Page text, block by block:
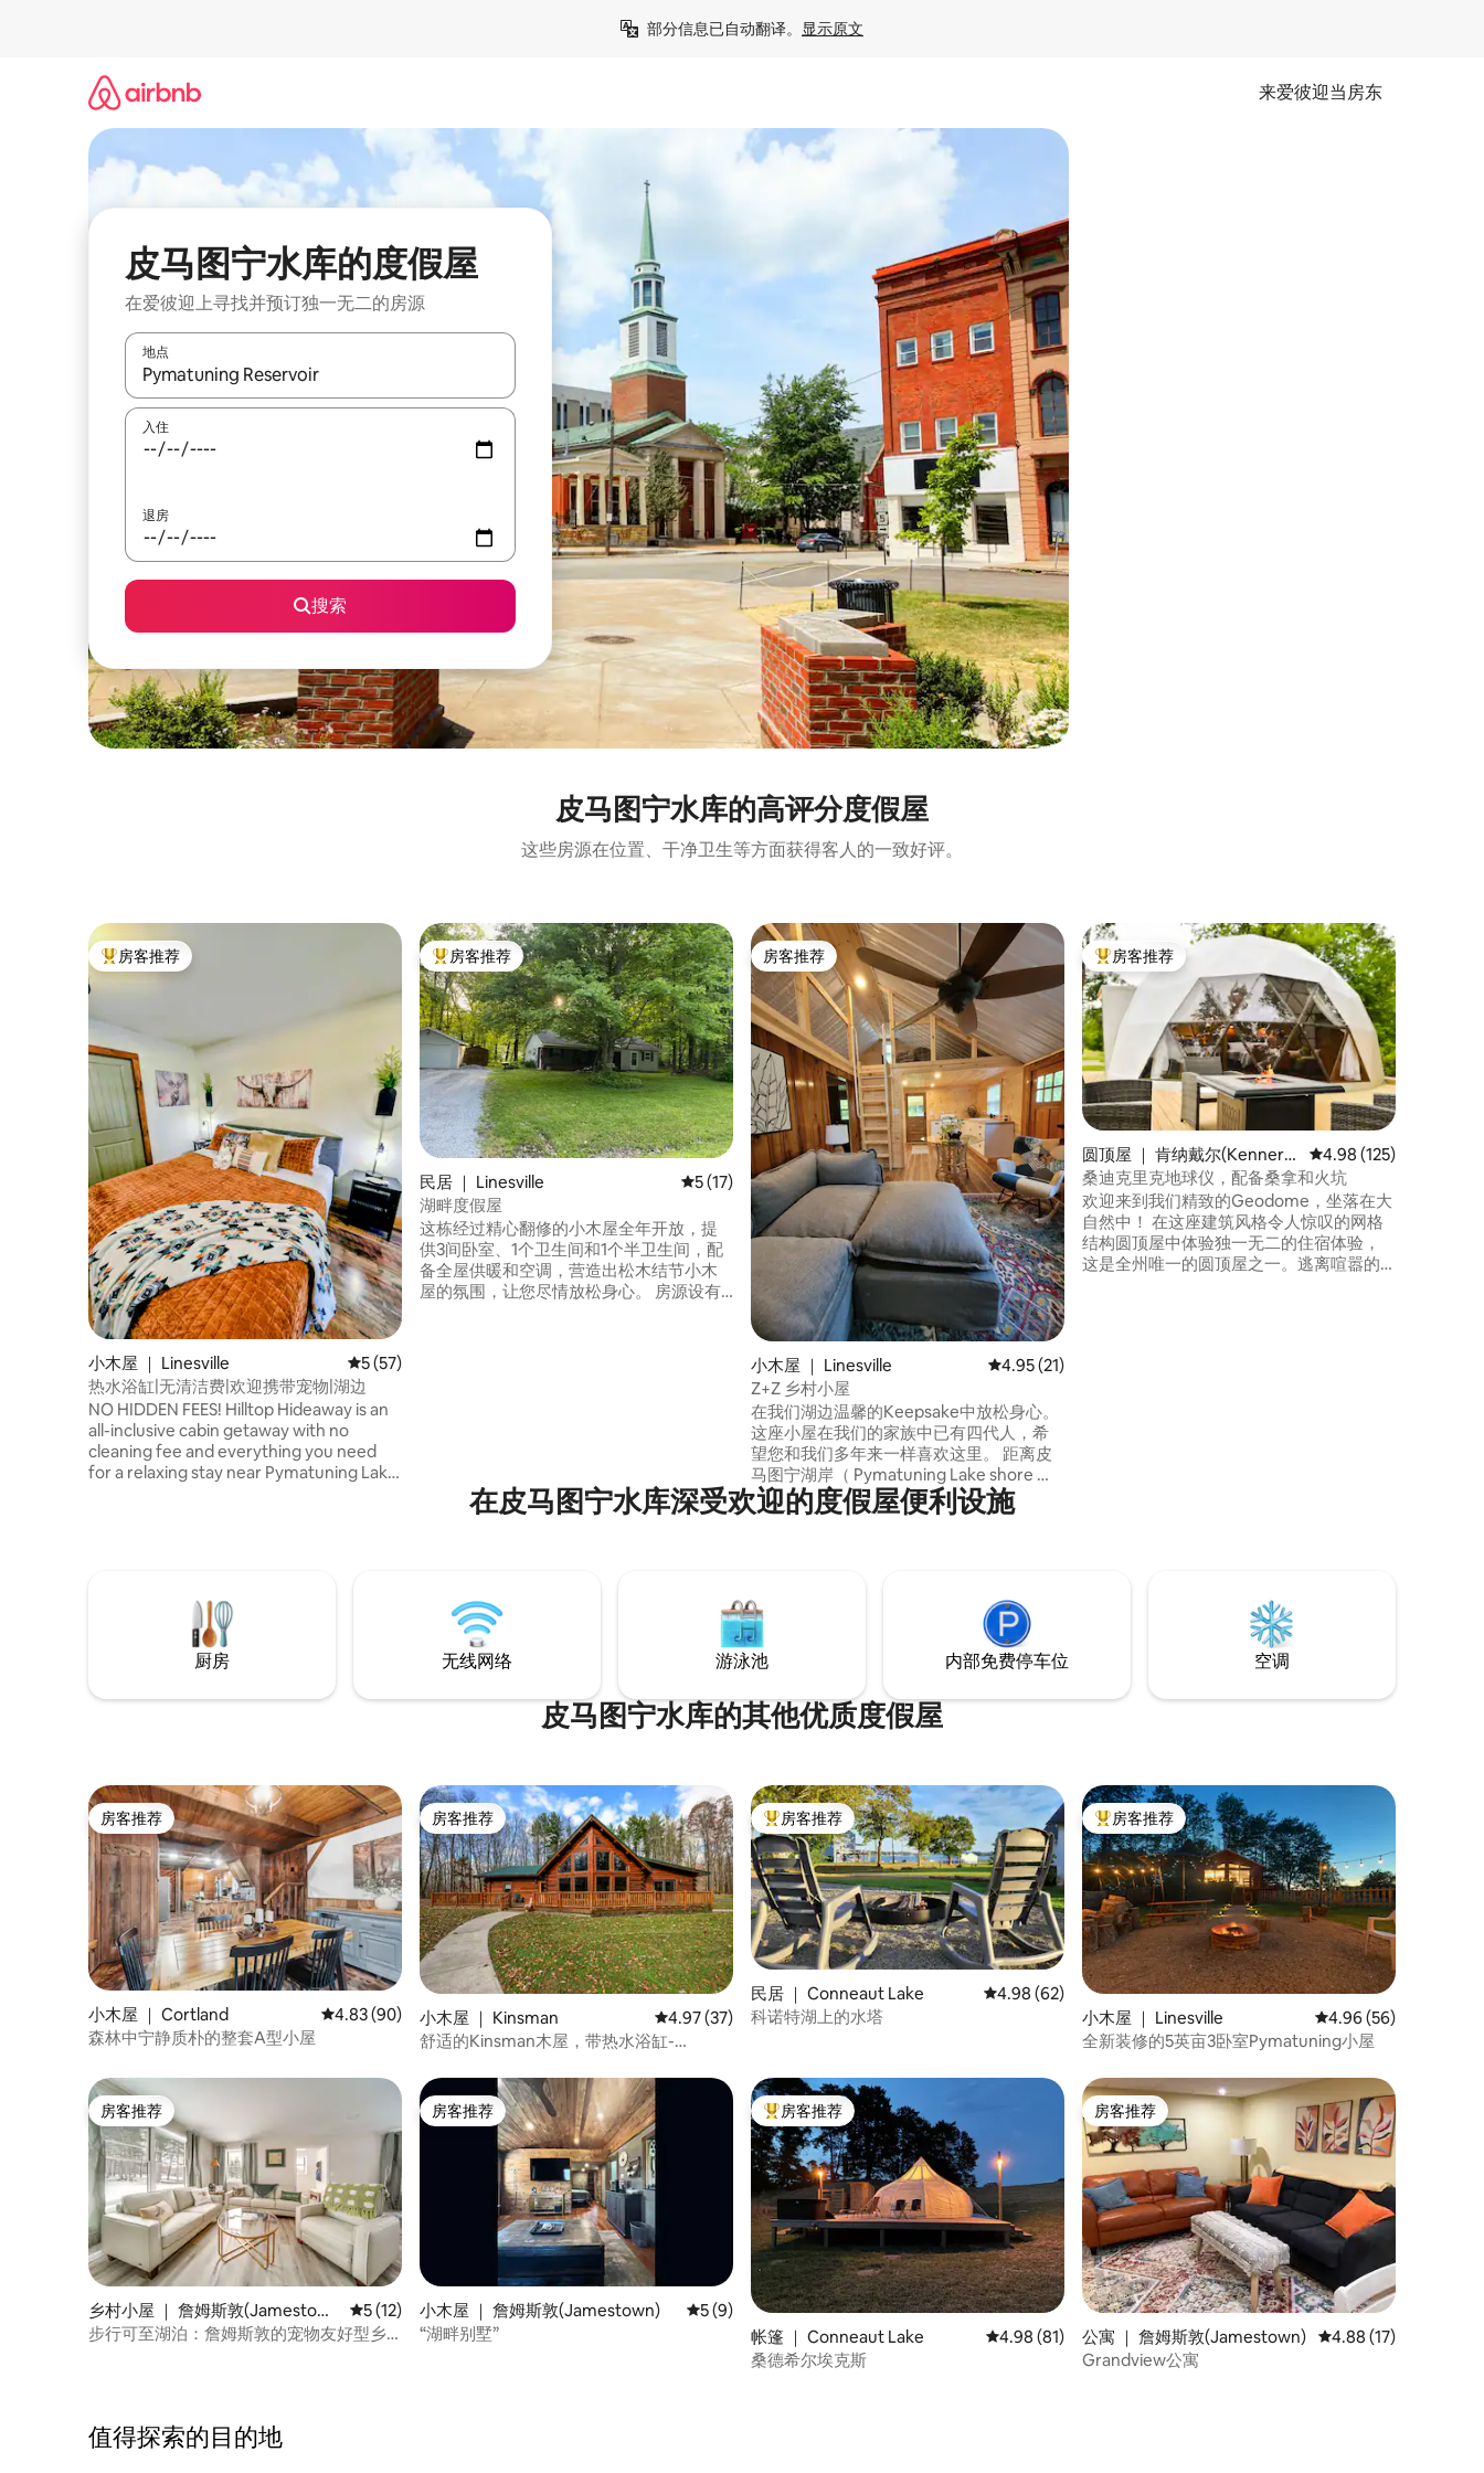
部分信息已自动翻译。 显示原文
来爱彼迎当房东
皮马图宁水库的度假屋
在爱彼迎上寻找并预订独一无二的房源
地点
如有搜索结果，请使用上下方向键查看，或通过点击或滑动手势浏览。
入住
退房
搜索
皮马图宁水库的高评分度假屋
这些房源在位置、干净卫生等方面获得客人的一致好评。
热门「房客推荐」
房客推荐
小木屋 ｜ Linesville 平均评分 5 分（满分 5 分），共 57 条评价
5 (57)
热水浴缸|无清洁费|欢迎携带宠物|湖边
NO HIDDEN FEES! Hilltop Hideaway is an
all-inclusive cabin getaway with no
cleaning fee and everything you need
for a relaxing stay near Pymatuning Lake.
second floor. 1 Full Bed with Full pull out
trundle in first floor bedroom, located
directly across from Main Floor Master
Bath. Ample room for all.
热门「房客推荐」
房客推荐
民居 ｜ Linesville 平均评分 5 分（满分 5 分），共 17 条评价
5 (17)
湖畔度假屋
这栋经过精心翻修的小木屋全年开放，提
供3间卧室、1个卫生间和1个半卫生间，配
备全屋供暖和空调，营造出松木结节小木
屋的氛围，让您尽情放松身心。 房源设有
房客推荐
房客推荐
小木屋 ｜ Linesville 平均评分 4.95 分（满分 5 分），共 21 条评价
4.95 (21)
Z+Z 乡村小屋
在我们湖边温馨的Keepsake中放松身心。
这座小屋在我们的家族中已有四代人，希
望您和我们多年来一样喜欢这里。 距离皮
马图宁湖岸（ Pymatuning Lake shore ）
仅几步之遥，几分钟内即可抵达湖上。 位
于市中心，距离安多弗（ Andover ）、詹
在屋顶下，另一段在阳光下。
热门「房客推荐」
房客推荐
圆顶屋 ｜ 肯纳戴尔(Kennerd
ell)
平均评分 4.98 分（满
4.98 (125)
桑迪克里克地球仪，配备桑拿和火坑
欢迎来到我们精致的Geodome，坐落在大
自然中！ 在这座建筑风格令人惊叹的网格
结构圆顶屋中体验独一无二的住宿体验，
这是全州唯一的圆顶屋之一。逃离喧嚣的
在皮马图宁水库深受欢迎的度假屋便利设施
厨房 无线网络 游泳池 内部免费停车位 空调
皮马图宁水库的其他优质度假屋
房客推荐
房客推荐
小木屋 ｜ Cortland 平均评分 4.83 分（满分 5 分），共 90 条评价
4.83 (90)
森林中宁静质朴的整套A型小屋
房客推荐
房客推荐
小木屋 ｜ Kinsman 平均评分 4.97 分（满分 5 分），共 37 条评价
4.97 (37)
舒适的Kinsman木屋，带热水浴缸-
热门「房客推荐」
房客推荐
民居 ｜ Conneaut Lake 平均评分 4.98 分（满分 5 分），共 62 条评价
4.98 (62)
科诺特湖上的水塔
热门「房客推荐」
房客推荐
小木屋 ｜ Linesville 平均评分 4.96 分（满
4.96 (56)
全新装修的5英亩3卧室Pymatuning小屋
房客推荐
房客推荐
乡村小屋 ｜ 詹姆斯敦(Jamestow
n)
平均评分 5 分（满分 5 分），共 12 条评价
5 (12)
步行可至湖泊：詹姆斯敦的宠物友好型乡
房客推荐
房客推荐
小木屋 ｜ 詹姆斯敦(Jamestown) 平均评分 5 分（满分 5 分），共 9 条评价
5 (9)
“湖畔别墅”
热门「房客推荐」
房客推荐
帐篷 ｜ Conneaut Lake 平均评分 4.98 分（满分 5 分），共 81 条评价
4.98 (81)
桑德希尔埃克斯
房客推荐
房客推荐
公寓 ｜ 詹姆斯敦(Jamestown) 平均评分 4.88 分（满
4.88 (17)
Grandview公寓
值得探索的目的地